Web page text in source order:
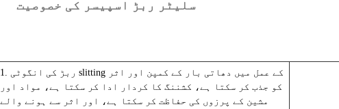
سلیٹر ربڑ اسپیسر کی خصوصیت
1. ربڑ کی انگوٹی slitting کے عمل میں دھاتی بار کے کمپن اور اثر
کو جذب کر سکتا ہے، کشننگ کا کردار ادا کر سکتا ہے، مواد اور
مشین کے پرزوں کی حفاظت کر سکتا ہے، اور اثر سے ہونے والے